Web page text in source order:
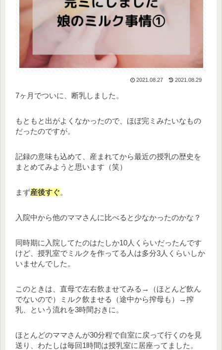
2021.08.27 2021.08.29
7ヶ月でついに、断乳しました。
もともと出がよくなかったので、ほぼ完ミみたいなもの
だったのですが。
記録の意味も込めて、産まれてから最近の授乳の歴史を
まとめてみようと思います（笑）
まず産後すぐ。
入院中から他のママさんに比べると少なかったのかな？
同時期に入院してたのはたしか10人くらいだったんです
けど、授乳室でミルクを作ってる人は多分3人くらいしか
いませんでした。
このときは、直母で左右飲ませてみる→（ほとんど飲ん
でないので）ミルク飲ませる（途中から搾母も）→搾
乳、という流れを3時間おきに。
ほとんどのママさんが30分程で自室に戻って行くのを見
送り、わたしは毎回1時間は授乳室に居座ってました。